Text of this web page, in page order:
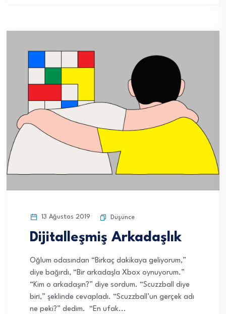
13 Ağustos 2019 Düşünce
Dijitalleşmiş Arkadaşlık
Oğlum odasından “Birkaç dakikaya geliyorum,”
diye bağırdı, “Bir arkadaşla Xbox oynuyorum.”
“Kim o arkadaşın?” diye sordum. “Scuzzball diye
biri,” şeklinde cevapladı. “Scuzzball’un gerçek adı
ne peki?” dedim. “En ufak...